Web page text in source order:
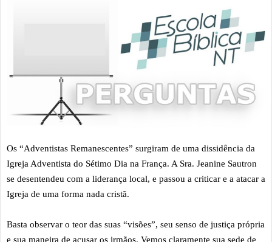
Os “Adventistas Remanescentes” surgiram de uma dissidência da
Igreja Adventista do Sétimo Dia na França. A Sra. Jeanine Sautron
se desentendeu com a liderança local, e passou a criticar e a atacar a
Igreja de uma forma nada cristã.
Basta observar o teor das suas “visões”, seu senso de justiça própria
e sua maneira de acusar os irmãos. Vemos claramente sua sede de